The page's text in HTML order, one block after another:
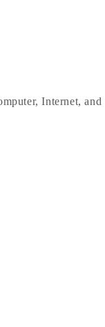
Internet, and